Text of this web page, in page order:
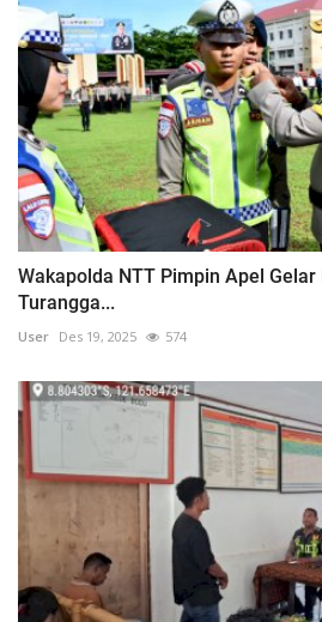
Wakapolda NTT Pimpin Apel
Turangga...
User Des 19, 2025 574